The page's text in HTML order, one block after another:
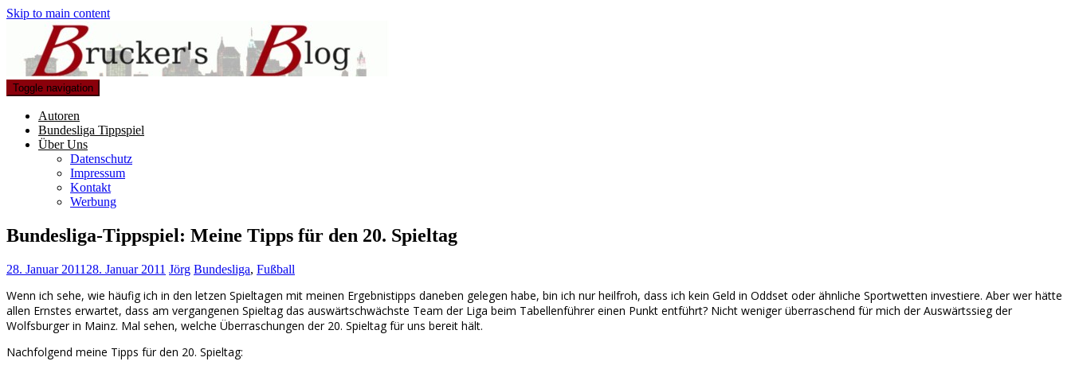
Skip to main content
Toggle navigation
Autoren
Bundesliga Tippspiel
Über Uns
Datenschutz
Impressum
Kontakt
Werbung
Bundesliga-Tippspiel: Meine Tipps für den 20. Spieltag
28. Januar 2011 28. Januar 2011 Jörg Bundesliga, Fußball
Wenn ich sehe, wie häufig ich in den letzen Spieltagen mit meinen Ergebnistipps daneben gelegen habe, bin ich nur heilfroh, dass ich kein Geld in Oddset oder ähnliche Sportwetten investiere. Aber wer hätte
allen Ernstes erwartet, dass am vergangenen Spieltag das auswärtschwächste Team der Liga beim Tabellenführer einen Punkt entführt? Nicht weniger überraschend für mich der Auswärtssieg der
Wolfsburger in Mainz. Mal sehen, welche Überraschungen der 20. Spieltag für uns bereit hält.
Nachfolgend meine Tipps für den 20. Spieltag: